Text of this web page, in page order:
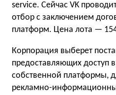
service. Сейчас VK
отбор с заключением
платформ. Цена лота —
Корпорация выберет
предоставляющих доступ
собственной платформы,
рекламно-